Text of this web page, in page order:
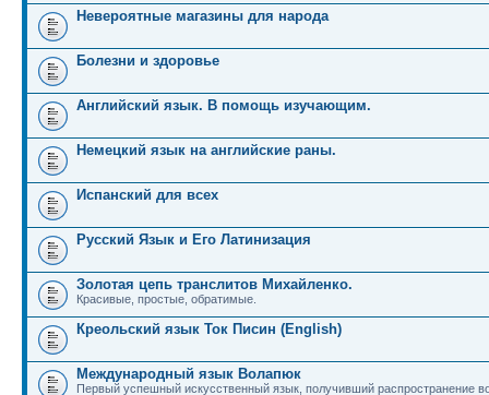
Невероятные магазины для народа
Болезни и здоровье
Английский язык. В помощь изучающим.
Немецкий язык на английские раны.
Испанский для всех
Русский Язык и Его Латинизация
Золотая цепь транслитов Михайленко.
Красивые, простые, обратимые.
Креольский язык Ток Писин (English)
Международный язык Волапюк
Первый успешный искусственный язык, получивший распространение